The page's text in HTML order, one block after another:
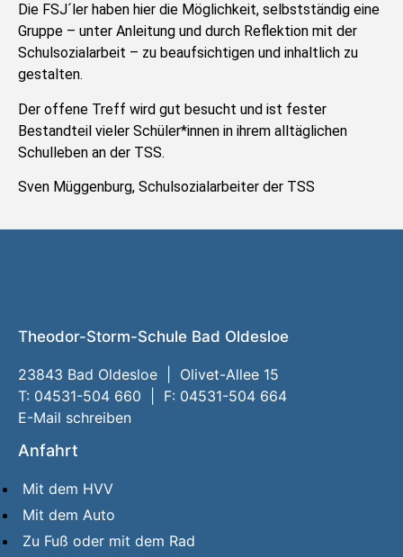
Die FSJ´ler haben hier die Möglichkeit, selbstständig eine
Gruppe – unter Anleitung und durch Reflektion mit der
Schulsozialarbeit – zu beaufsichtigen und inhaltlich zu
gestalten.
Der offene Treff wird gut besucht und ist fester
Bestandteil vieler Schüler*innen in ihrem alltäglichen
Schulleben an der TSS.
Sven Müggenburg, Schulsozialarbeiter der TSS
Theodor-Storm-Schule Bad Oldesloe
23843 Bad Oldesloe | Olivet-Allee 15
T: 04531-504 660 | F: 04531-504 664
E-Mail schreiben
Anfahrt
Mit dem HVV
Mit dem Auto
Zu Fuß oder mit dem Rad